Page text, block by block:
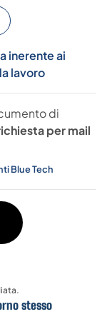
inerente ai
lavoro
di
per mail
Blue Tech
stesso